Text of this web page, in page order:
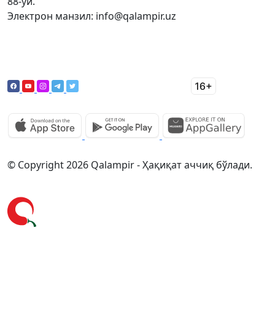
Электрон манзил: info@qalampir.uz
© Copyright 2026 Qalampir - Ҳақиқат аччиқ бўлади.